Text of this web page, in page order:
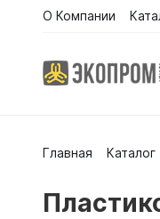
О Компании
Главная Каталог